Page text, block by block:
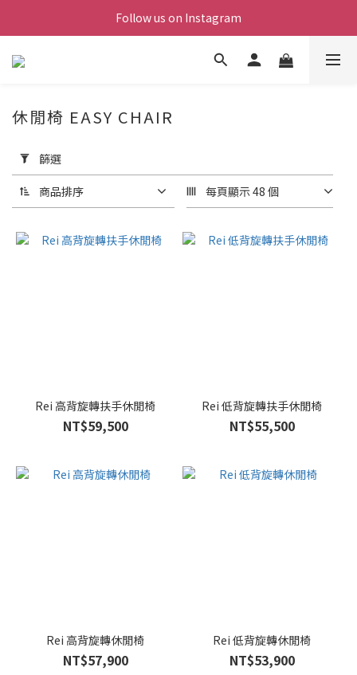
Follow us on Instagram
用
篩
選
(0/20)
價格
休閒椅 EASY CHAIR
篩選
商品排序 每頁顯示 48 個
Rei 高背旋轉扶手休閒椅
NT$59,500
Rei 低背旋轉扶手休閒椅
NT$55,500
Rei 高背旋轉休閒椅
NT$57,900
Rei 低背旋轉休閒椅
NT$53,900